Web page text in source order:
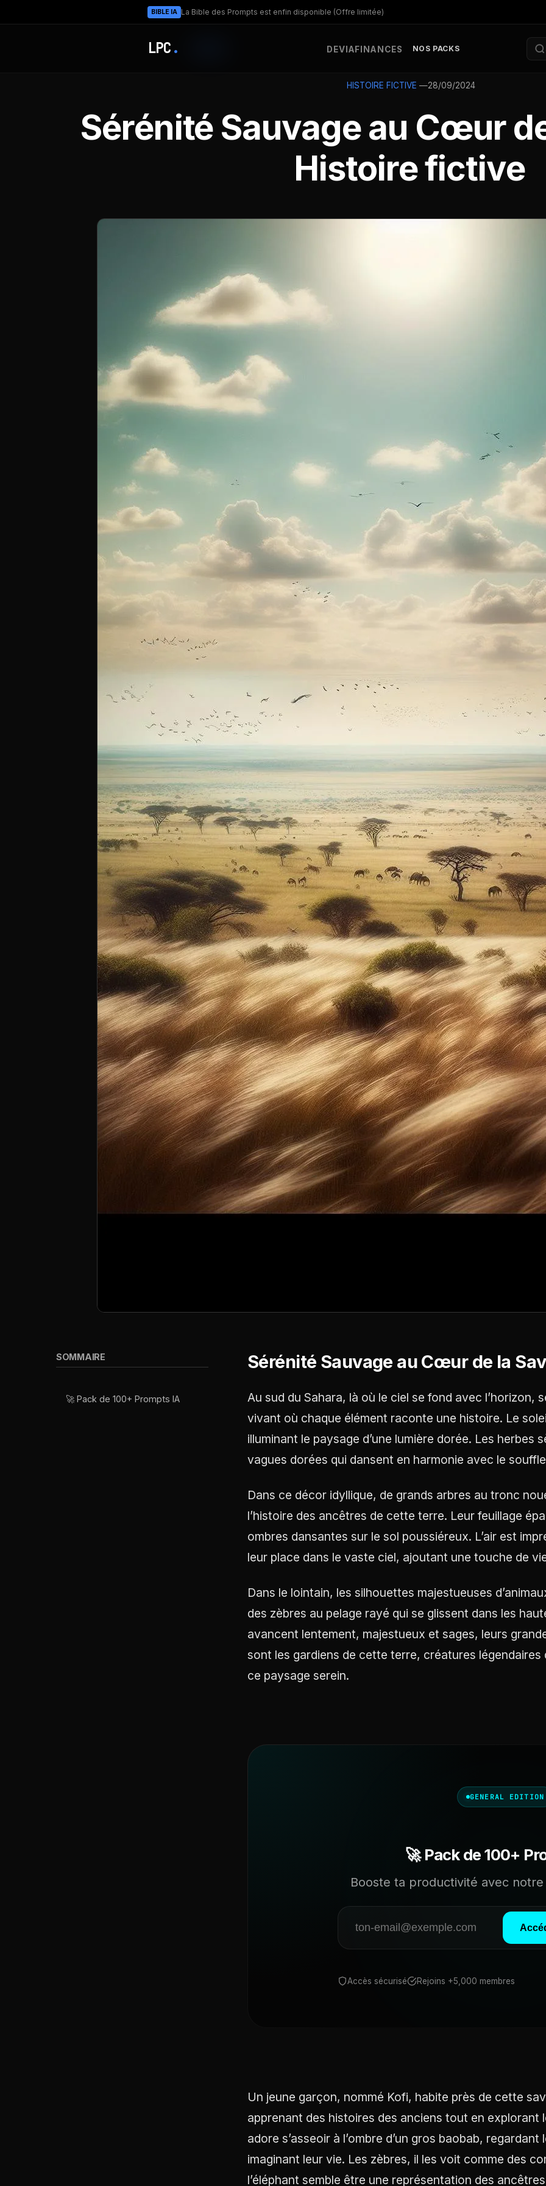
BIBLE IA La Bible des Prompts est enfin disponible (Offre limitée)
LPC . DEVIAFINANCES NOS PACKS
HISTOIRE FICTIVE —28/09/2024
Sérénité Sauvage au Cœur
Histoire fictive
SOMMAIRE
🚀 Pack de 100+ Prompts IA
Sérénité Sauvage au Cœur de la
Au sud du Sahara, là où le ciel se fond avec l’horizon,
vivant où chaque élément raconte une histoire. Le
illuminant le paysage d’une lumière dorée. Les herbes
vagues dorées qui dansent en harmonie avec le
Dans ce décor idyllique, de grands arbres au tronc
l’histoire des ancêtres de cette terre. Leur feuillage
ombres dansantes sur le sol poussiéreux. L’air est
leur place dans le vaste ciel, ajoutant une touche de
Dans le lointain, les silhouettes majestueuses
des zèbres au pelage rayé qui se glissent dans les
avancent lentement, majestueux et sages, leurs
sont les gardiens de cette terre, créatures
ce paysage serein.
GENERAL EDITION
🚀 Pack de 100+
Booste ta productivité avec
Accès sécurisé Rejoins +5,000 membres
Un jeune garçon, nommé Kofi, habite près de cette
apprenant des histoires des anciens tout en explorant
adore s’asseoir à l’ombre d’un gros baobab,
imaginant leur vie. Les zèbres, il les voit comme des
l’éléphant semble être une représentation des